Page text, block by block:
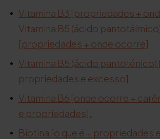
Vitamina B3 [propriedades +
Vitamina B5 (ácido
[propriedades + onde ocorre]
Vitamina B5 (ácido pantoténico)
propriedades e excesso].
Vitamina B6 [onde ocorre +
e propriedades].
Biotina [o que é + propriedades